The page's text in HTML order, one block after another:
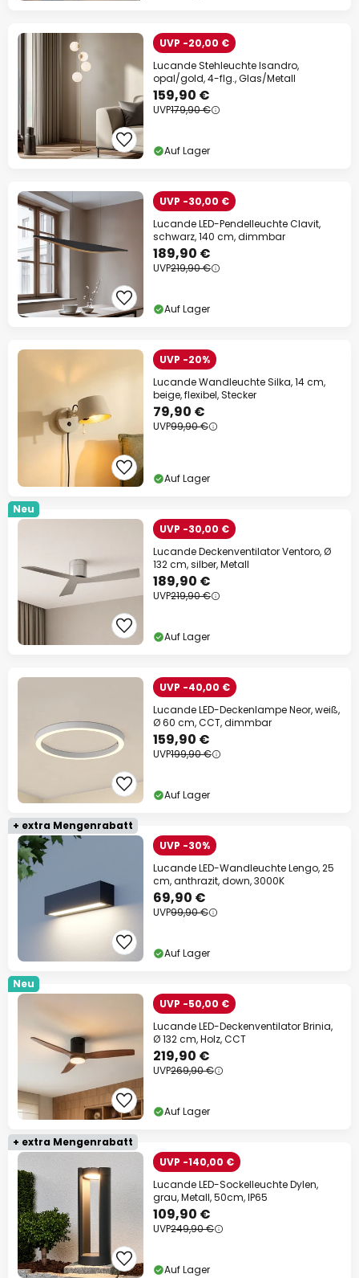
UVP -20,00 €
Lucande Stehleuchte Isandro,
opal/gold, 4-flg., Glas/Metall
159,90 €
UVP179,90 €
Auf Lager
UVP -30,00 €
Lucande LED-Pendelleuchte Clavit,
schwarz, 140 cm, dimmbar
189,90 €
UVP219,90 €
Auf Lager
UVP -20%
Lucande Wandleuchte Silka, 14 cm,
beige, flexibel, Stecker
79,90 €
UVP99,90 €
Auf Lager
Neu
UVP -30,00 €
Lucande Deckenventilator Ventoro, Ø
132 cm, silber, Metall
189,90 €
UVP219,90 €
Auf Lager
UVP -40,00 €
Lucande LED-Deckenlampe Neor, weiß,
Ø 60 cm, CCT, dimmbar
159,90 €
UVP199,90 €
Auf Lager
+ extra Mengenrabatt
UVP -30%
Lucande LED-Wandleuchte Lengo, 25
cm, anthrazit, down, 3000K
69,90 €
UVP99,90 €
Auf Lager
Neu
UVP -50,00 €
Lucande LED-Deckenventilator Brinia,
Ø 132 cm, Holz, CCT
219,90 €
UVP269,90 €
Auf Lager
+ extra Mengenrabatt
UVP -140,00 €
Lucande LED-Sockelleuchte Dylen,
grau, Metall, 50cm, IP65
109,90 €
UVP249,90 €
Auf Lager